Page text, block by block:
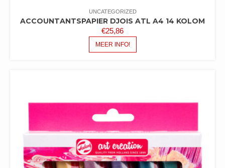
UNCATEGORIZED
ACCOUNTANTSPAPIER DJOIS ATL A4 14 KOLOM
€25,86
MEER INFO!